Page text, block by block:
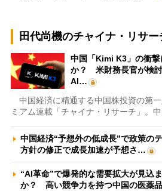
田代尚機のチャイナ・リサー
中国「Kimi K3」の衝
か？ 米財務長官が検
AI…
中国経済に精通する中国株投資の第
ミアム連載「チャイナ・リサーチ」。
中国経済“予想外の低成長”で政策の
方針の修正で成長加速が予想さ…
“AI革命”で爆発的な需要拡大が見込
か？ 高い競争力を持つ中国の医薬